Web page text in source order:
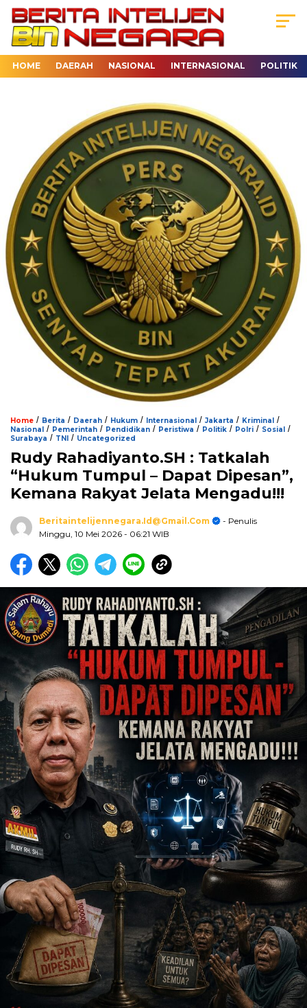
HOME DAERAH NASIONAL INTERNASIONAL POLITIK
Home / Berita / Daerah / Hukum / Internasional / Jakarta / Kriminal /
Nasional / Pemerintah / Pendidikan / Peristiwa / Politik / Polri / Sosial /
Surabaya / TNI / Uncategorized
Rudy Rahadiyanto.SH : Tatkalah
“Hukum Tumpul – Dapat Dipesan”,
Kemana Rakyat Jelata Mengadu!!!
Beritaintelijennegara.id@gmail.com
- Penulis
Minggu, 10 Mei 2026 - 06:21 WIB